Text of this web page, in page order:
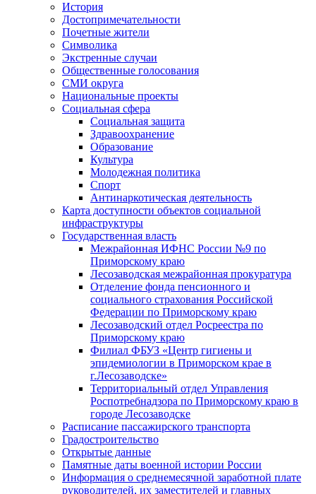
История
Достопримечательности
Почетные жители
Символика
Экстренные случаи
Общественные голосования
СМИ округа
Национальные проекты
Социальная сфера
Социальная защита
Здравоохранение
Образование
Культура
Молодежная политика
Спорт
Антинаркотическая деятельность
Карта доступности объектов социальной
инфраструктуры
Государственная власть
Межрайонная ИФНС России №9 по
Приморскому краю
Лесозаводская межрайонная прокуратура
Отделение фонда пенсионного и
социального страхования Российской
Федерации по Приморскому краю
Лесозаводский отдел Росреестра по
Приморскому краю
Филиал ФБУЗ «Центр гигиены и
эпидемиологии в Приморском крае в
г.Лесозаводске»
Территориальный отдел Управления
Роспотребнадзора по Приморскому краю в
городе Лесозаводске
Расписание пассажирского транспорта
Градостроительство
Открытые данные
Памятные даты военной истории России
Информация о среднемесячной заработной плате
руководителей, их заместителей и главных